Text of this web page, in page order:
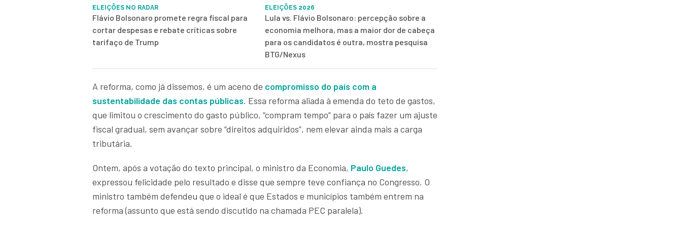
ELEIÇÕES NO RADAR
Flávio Bolsonaro promete regra fiscal para
cortar despesas e rebate críticas sobre
tarifaço de Trump
ELEIÇÕES 2026
Lula vs. Flávio Bolsonaro: percepção sobre a
economia melhora, mas a maior dor de cabeça
para os candidatos é outra, mostra pesquisa
BTG/Nexus
A reforma, como já dissemos, é um aceno de compromisso do país com a
sustentabilidade das contas públicas. Essa reforma aliada à emenda do teto de gastos,
que limitou o crescimento do gasto público, “compram tempo” para o país fazer um ajuste
fiscal gradual, sem avançar sobre “direitos adquiridos”, nem elevar ainda mais a carga
tributária.
Ontem, após a votação do texto principal, o ministro da Economia, Paulo Guedes,
expressou felicidade pelo resultado e disse que sempre teve confiança no Congresso. O
ministro também defendeu que o ideal é que Estados e municípios também entrem na
reforma (assunto que está sendo discutido na chamada PEC paralela).